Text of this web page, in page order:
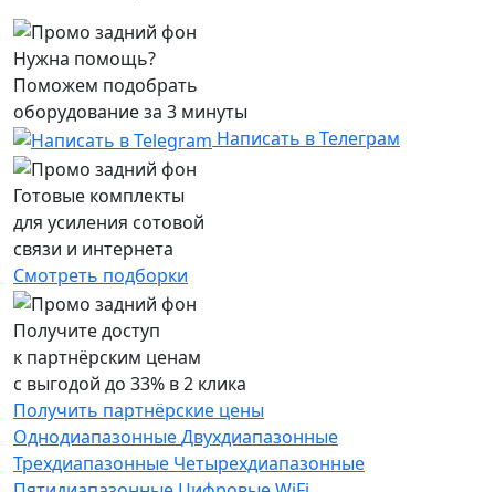
Нужна помощь?
Поможем подобрать
оборудование за 3 минуты
Написать в Телеграм
Готовые комплекты
для усиления сотовой
связи и интернета
Смотреть подборки
Получите доступ
к партнёрским ценам
с выгодой до 33% в 2 клика
Получить партнёрские цены
ОднодиапазонныеДвухдиапазонные
Трехдиапазонные Четырехдиапазонные